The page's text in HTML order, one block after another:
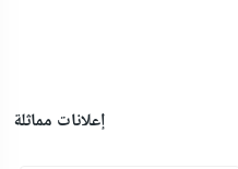
إعلانات مماثلة